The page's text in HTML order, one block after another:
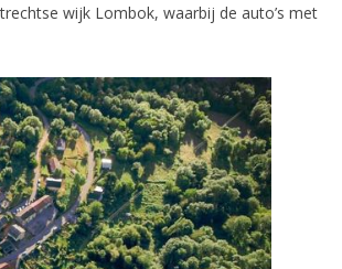
wijk Lombok, waarbij de auto’s met